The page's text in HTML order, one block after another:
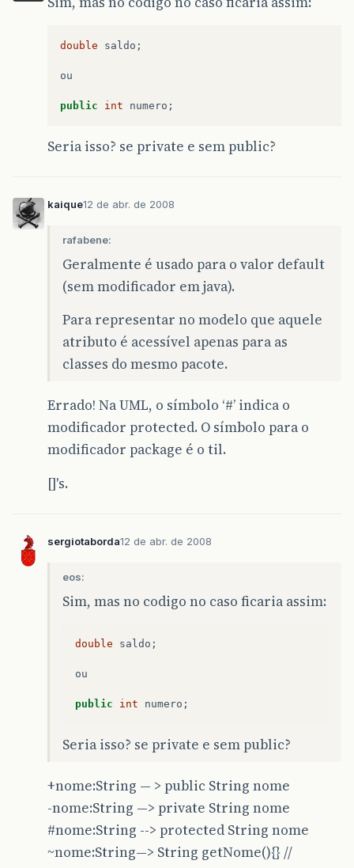
double saldo ;
ou
public int numero ;
Seria isso? se private e sem public?
kaique12 de abr. de 2008
rafabene:
Geralmente é usado para o valor default
(sem modificador em java).
Para representar no modelo que aquele
atributo é acessível apenas para as
classes do mesmo pacote.
Errado! Na UML, o símbolo ‘#’ indica o
modificador protected. O símbolo para o
modificador package é o til.
[]'s.
sergiotaborda12 de abr. de 2008
eos:
Sim, mas no codigo no caso ficaria assim:
double saldo ;
ou
public int numero ;
Seria isso? se private e sem public?
+nome:String — > public String nome
-nome:String —> private String nome
#nome:String --> protected String nome
~nome:String—> String getNome(){} //